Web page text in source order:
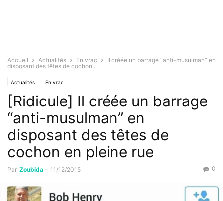
Accueil Actualités En vrac
Il créée un barrage “anti-musulman” en
disposant des têtes de cochon...
Actualités En vrac
[Ridicule] Il créée un barrage
“anti-musulman” en
disposant des têtes de
cochon en pleine rue
Par Zoubida - 11/12/2015 0